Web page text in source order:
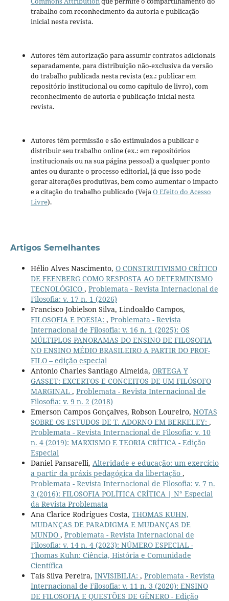
trabalho com reconhecimento da autoria e publicação
inicial nesta revista.
Autores têm autorização para assumir contratos adicionais
separadamente, para distribuição não-exclusiva da versão
do trabalho publicada nesta revista (ex.: publicar em
repositório institucional ou como capítulo de livro), com
reconhecimento de autoria e publicação inicial nesta
revista.
Autores têm permissão e são estimulados a publicar e
distribuir seu trabalho online (ex.: em repositórios
institucionais ou na sua página pessoal) a qualquer ponto
antes ou durante o processo editorial, já que isso pode
gerar alterações produtivas, bem como aumentar o impacto
e a citação do trabalho publicado (VejaO Efeito do Acesso
Livre).
Artigos Semelhantes
Hélio Alves Nascimento, O CONSTRUTIVISMO CRÍTICO
DE FEENBERG COMO RESPOSTA AO DETERMINISMO
TECNOLÓGICO , Problemata - Revista Internacional de
Filosofia: v. 17 n. 1 (2026)
Francisco Jobielson Silva, Lindoaldo Campos,
FILOSOFIA E POESIA: , Problemata - Revista
Internacional de Filosofia: v. 16 n. 1 (2025): OS
MÚLTIPLOS PANORAMAS DO ENSINO DE FILOSOFIA
NO ENSINO MÉDIO BRASILEIRO A PARTIR DO PROF-
FILO – edição especial
Antonio Charles Santiago Almeida, ORTEGA Y
GASSET: EXCERTOS E CONCEITOS DE UM FILÓSOFO
MARGINAL , Problemata - Revista Internacional de
Filosofia: v. 9 n. 2 (2018)
Emerson Campos Gonçalves, Robson Loureiro, NOTAS
SOBRE OS ESTUDOS DE T. ADORNO EM BERKELEY: ,
Problemata - Revista Internacional de Filosofia: v. 10
n. 4 (2019): MARXISMO E TEORIA CRÍTICA - Edição
Especial
Daniel Pansarelli, Alteridade e educação: um exercício
a partir da práxis pedagógica da libertação ,
Problemata - Revista Internacional de Filosofia: v. 7 n.
3 (2016): FILOSOFIA POLÍTICA CRÍTICA | N° Especial
da Revista Problemata
Ana Clarice Rodrigues Costa, THOMAS KUHN,
MUDANÇAS DE PARADIGMA E MUDANÇAS DE
MUNDO , Problemata - Revista Internacional de
Filosofia: v. 14 n. 4 (2023): NÚMERO ESPECIAL -
Thomas Kuhn: Ciência, História e Comunidade
Científica
Taís Silva Pereira, INVISIBILIA: , Problemata - Revista
Internacional de Filosofia: v. 11 n. 3 (2020): ENSINO
DE FILOSOFIA E QUESTÕES DE GÊNERO - Edição